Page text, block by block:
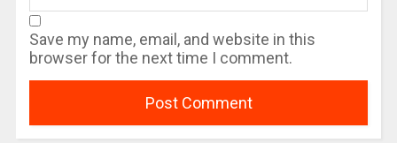
Save my name, email, and website in this
browser for the next time I comment.